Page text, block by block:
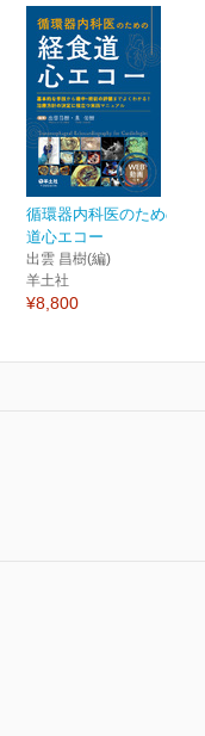
循環器内科医のための経食
道心エコー
出雲 昌樹(編)
羊土社
¥8,800